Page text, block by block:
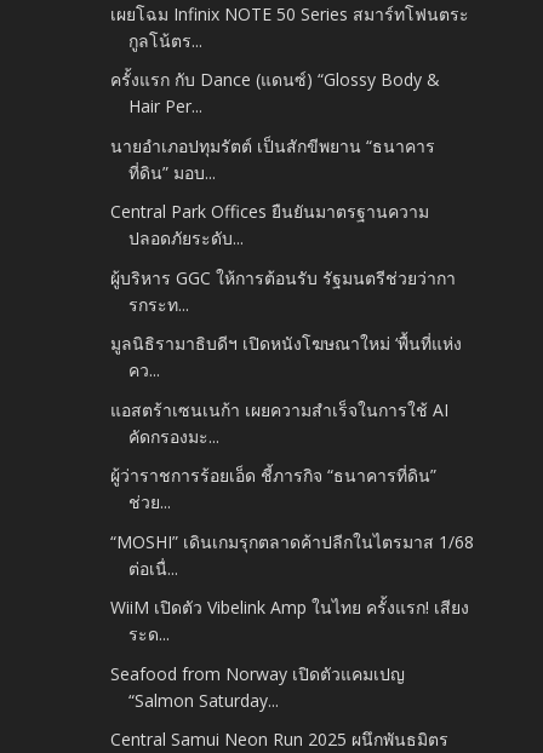
เผยโฉม Infinix NOTE 50 Series สมาร์ทโฟนตระ
กูลโน้ตร...
ครั้งแรก กับ Dance (แดนซ์) “Glossy Body &
Hair Per...
นายอำเภอปทุมรัตต์ เป็นสักขีพยาน “ธนาคาร
ที่ดิน” มอบ...
Central Park Offices ยืนยันมาตรฐานความ
ปลอดภัยระดับ...
ผู้บริหาร GGC ให้การต้อนรับ รัฐมนตรีช่วยว่ากา
รกระท...
มูลนิธิรามาธิบดีฯ เปิดหนังโฆษณาใหม่ ‘พื้นที่แห่ง
คว...
แอสตร้าเซนเนก้า เผยความสำเร็จในการใช้ AI
คัดกรองมะ...
ผู้ว่าราชการร้อยเอ็ด ชี้ภารกิจ “ธนาคารที่ดิน”
ช่วย...
“MOSHI” เดินเกมรุกตลาดค้าปลีกในไตรมาส 1/68
ต่อเนื่...
WiiM เปิดตัว Vibelink Amp ในไทย ครั้งแรก! เสียง
ระด...
Seafood from Norway เปิดตัวแคมเปญ
“Salmon Saturday...
Central Samui Neon Run 2025 ผนึกพันธมิตร